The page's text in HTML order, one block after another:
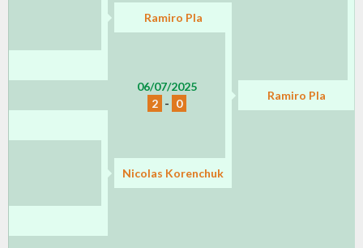
Ramiro Pla
06/07/2025
2 - 0
Ramiro Pla
Nicolas Korenchuk